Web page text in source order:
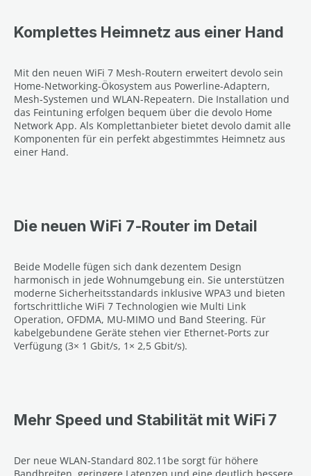
Komplettes Heimnetz aus einer Hand
Mit den neuen WiFi 7 Mesh-Routern erweitert devolo sein
Home-Networking-Ökosystem aus Powerline-Adaptern,
Mesh‑Systemen und WLAN-Repeatern. Die Installation und
das Feintuning erfolgen bequem über die devolo Home
Network App. Als Komplettanbieter bietet devolo damit alle
Komponenten für ein perfekt abgestimmtes Heimnetz aus
einer Hand.
Die neuen WiFi 7‑Router im Detail
Beide Modelle fügen sich dank dezentem Design
harmonisch in jede Wohnumgebung ein. Sie unterstützen
moderne Sicherheitsstandards inklusive WPA3 und bieten
fortschrittliche WiFi 7 Technologien wie Multi Link
Operation, OFDMA, MU‑MIMO und Band Steering. Für
kabelgebundene Geräte stehen vier Ethernet-Ports zur
Verfügung (3× 1 Gbit/s, 1× 2,5 Gbit/s).
Mehr Speed und Stabilität mit WiFi 7
Der neue WLAN‑Standard 802.11be sorgt für höhere